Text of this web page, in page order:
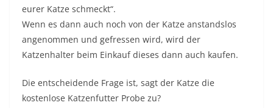
eurer Katze schmeckt“.
Wenn es dann auch noch von der Katze anstandslos
angenommen und gefressen wird, wird der
Katzenhalter beim Einkauf dieses dann auch kaufen.
Die entscheidende Frage ist, sagt der Katze die
kostenlose Katzenfutter Probe zu?